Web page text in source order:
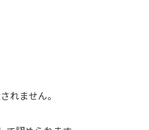
れません。